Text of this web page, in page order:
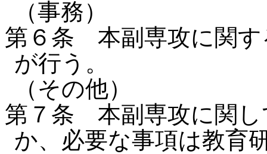
（事務）
第６条 本副専攻に関す
が行う。
（その他）
第７条 本副専攻に関し
か、必要な事項は教育